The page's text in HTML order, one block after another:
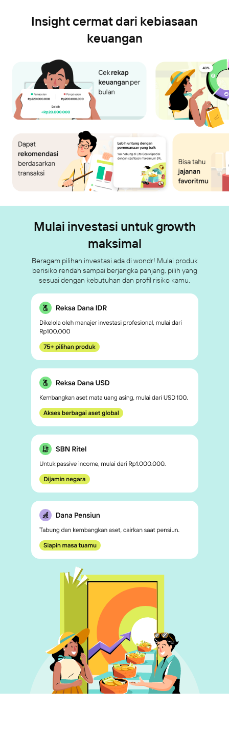
Insight cermat dari kebiasaan
keuangan
Mulai investasi untuk growth
maksimal
Beragam pilihan investasi ada di wondr! Mulai produk
berisiko rendah sampai berjangka panjang, pilih yang
sesuai dengan kebutuhan dan profil risiko kamu.